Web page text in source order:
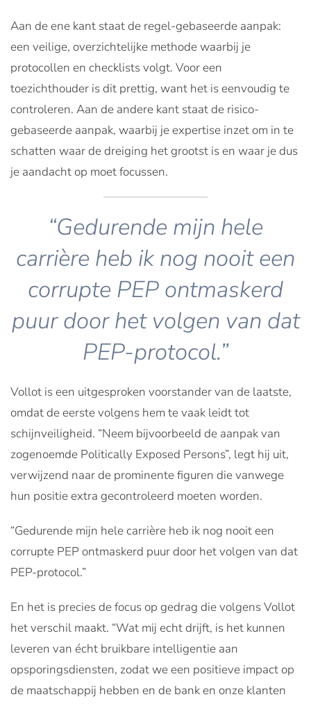
Aan de ene kant staat de regel-gebaseerde aanpak:
een veilige, overzichtelijke methode waarbij je
protocollen en checklists volgt. Voor een
toezichthouder is dit prettig, want het is eenvoudig te
controleren. Aan de andere kant staat de risico-
gebaseerde aanpak, waarbij je expertise inzet om in te
schatten waar de dreiging het grootst is en waar je dus
je aandacht op moet focussen.
“Gedurende mijn hele
carrière heb ik nog nooit een
corrupte PEP ontmaskerd
puur door het volgen van dat
PEP-protocol.”
Vollot is een uitgesproken voorstander van de laatste,
omdat de eerste volgens hem te vaak leidt tot
schijnveiligheid. “Neem bijvoorbeeld de aanpak van
zogenoemde Politically Exposed Persons”, legt hij uit,
verwijzend naar de prominente figuren die vanwege
hun positie extra gecontroleerd moeten worden.
“Gedurende mijn hele carrière heb ik nog nooit een
corrupte PEP ontmaskerd puur door het volgen van dat
PEP-protocol.”
En het is precies de focus op gedrag die volgens Vollot
het verschil maakt. “Wat mij echt drijft, is het kunnen
leveren van écht bruikbare intelligentie aan
opsporingsdiensten, zodat we een positieve impact op
de maatschappij hebben en de bank en onze klanten